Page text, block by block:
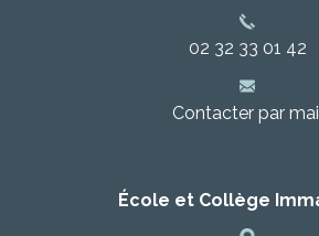
02 32 33 01 42
Contacter par
École et Collège